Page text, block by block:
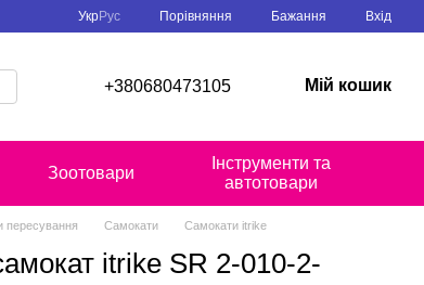
УкрРус Порівняння Бажання Вхід
+380680473105 Мій кошик
Зоотовари
Інструменти та
автотовари
пересування Самокати Самокати itrike
itrike SR 2-010-2-